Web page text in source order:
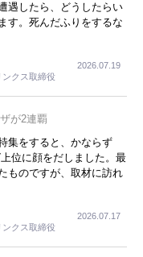
遇したら、どうしたらい
す。死んだふりをするな
で、この企画展はタイム
ンクス取締役
2026.07.19
が2連覇
集をすると、かならず
位に顔をだしました。最
ものですが、取材に訪れ
い話が次々が飛び出しま
とが２つあります。一つ
せ、サービス業、接客業
う一つは1800円もする
社内に懸念もあったそう
ンクス取締役
2026.07.17